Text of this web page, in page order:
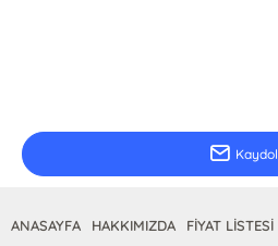
Kaydol
ANASAYFA HAKKIMIZDA FİYAT LİSTESİ